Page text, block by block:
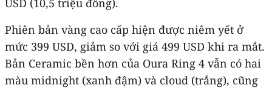
Phiên bản vàng cao cấp hiện được niêm yết ở
mức 399 USD, giảm so với giá 499 USD khi ra mắt.
Bản Ceramic bền hơn của Oura Ring 4 vẫn có hai
màu midnight (xanh đậm) và cloud (trắng), cũng